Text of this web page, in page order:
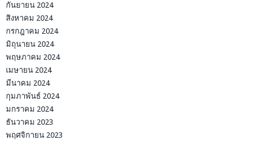
กันยายน 2024
สิงหาคม 2024
กรกฎาคม 2024
มิถุนายน 2024
พฤษภาคม 2024
เมษายน 2024
มีนาคม 2024
กุมภาพันธ์ 2024
มกราคม 2024
ธันวาคม 2023
พฤศจิกายน 2023